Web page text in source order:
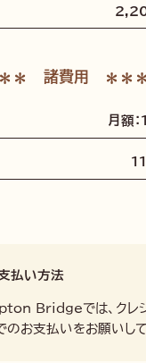
諸費用
月額
払い方法
Bridgeでは、クレジ
のお支払いをお願いして